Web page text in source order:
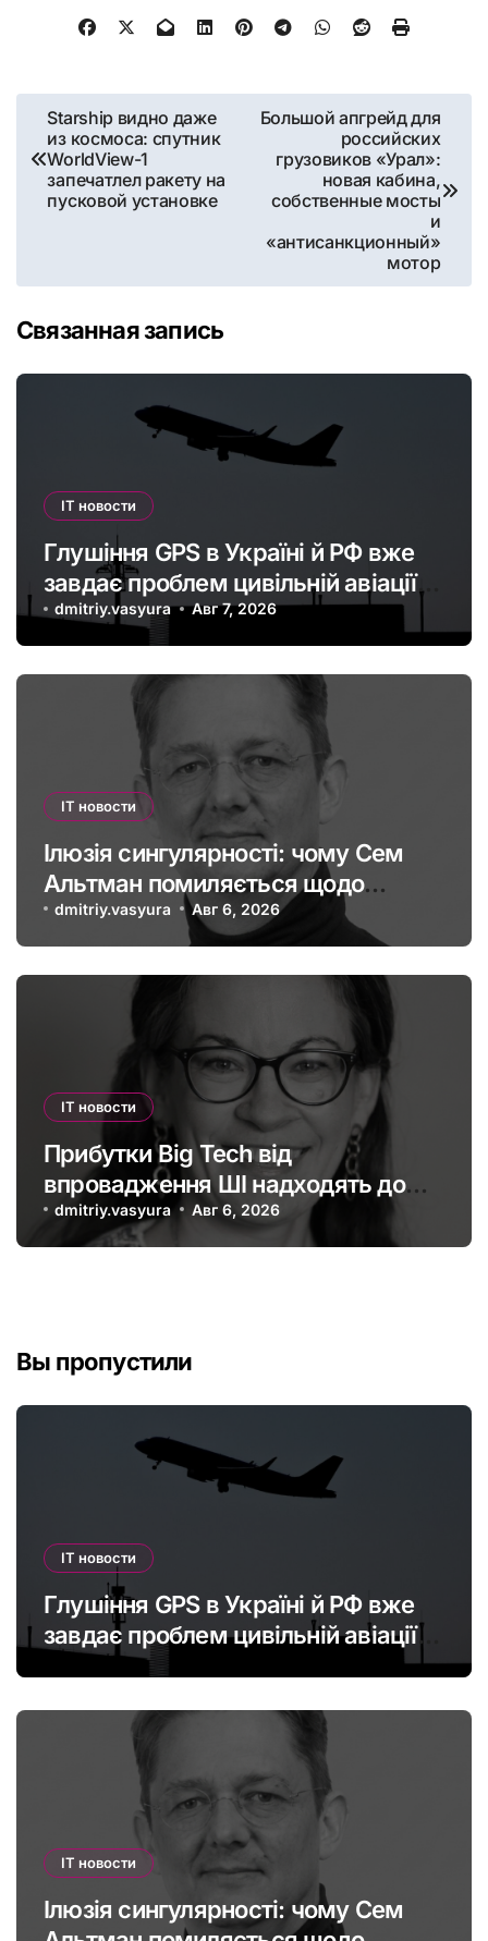
Навигация
по
записям
Starship видно даже
из космоса: спутник
WorldView-1
запечатлел ракету на
пусковой установке
Большой апгрейд для
российских
грузовиков «Урал»:
новая кабина,
собственные мосты
и
«антисанкционный»
мотор
Связанная запись
IT новости
Глушіння GPS в Україні й РФ вже
завдає проблем цивільній авіації в
Європі: наскільки це небезпечно
dmitriy.vasyura Авг 7, 2026
IT новости
Ілюзія сингулярності: чому Сем
Альтман помиляється щодо
штучного інтелекту
dmitriy.vasyura Авг 6, 2026
IT новости
Прибутки Big Tech від
впровадження ШІ надходять до
офшорів: як змінити глобальну
податкову систему
dmitriy.vasyura Авг 6, 2026
Вы пропустили
IT новости
Глушіння GPS в Україні й РФ вже
завдає проблем цивільній авіації в
Європі: наскільки це небезпечно
IT новости
Ілюзія сингулярності: чому Сем